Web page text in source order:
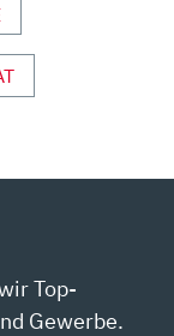
Top-
Gewerbe.